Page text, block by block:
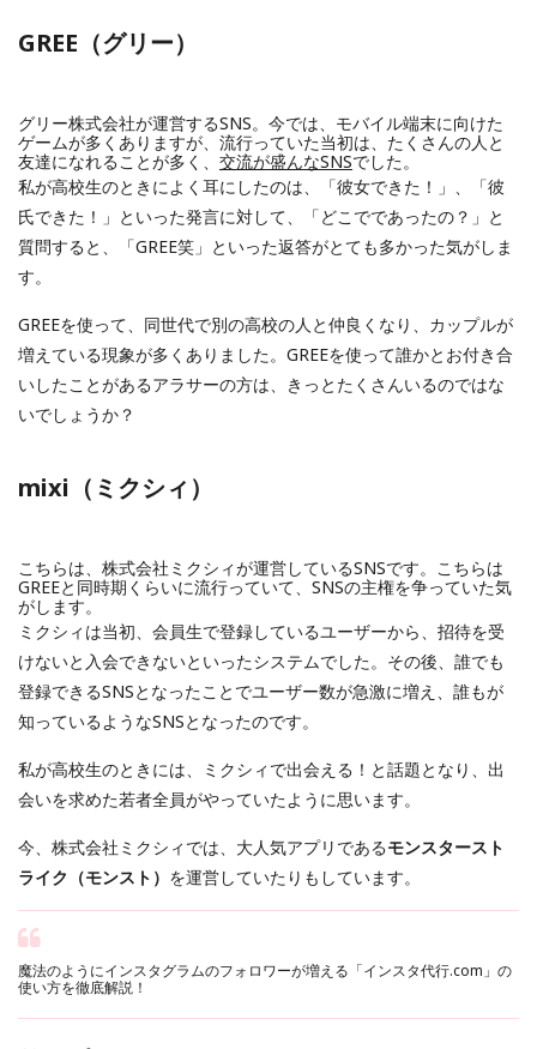
GREE（グリー）
グリー株式会社が運営するSNS。今では、モバイル端末に向けた
ゲームが多くありますが、流行っていた当初は、たくさんの人と
友達になれることが多く、 交流が盛んなSNSでした。
私が高校生のときによく耳にしたのは、「彼女できた！」、「彼
氏できた！」といった発言に対して、「どこでであったの？」と
質問すると、「GREE笑」といった返答がとても多かった気がしま
す。
GREEを使って、同世代で別の高校の人と仲良くなり、カップルが
増えている現象が多くありました。GREEを使って誰かとお付き合
いしたことがあるアラサーの方は、きっとたくさんいるのではな
いでしょうか？
mixi（ミクシィ）
こちらは、株式会社ミクシィが運営しているSNSです。こちらは
GREEと同時期くらいに流行っていて、SNSの主権を争っていた気
がします。
ミクシィは当初、会員生で登録しているユーザーから、招待を受
けないと入会できないといったシステムでした。その後、誰でも
登録できるSNSとなったことでユーザー数が急激に増え、誰もが
知っているようなSNSとなったのです。
私が高校生のときには、ミクシィで出会える！と話題となり、出
会いを求めた若者全員がやっていたように思います。
今、株式会社ミクシィでは、大人気アプリであるモンスタースト
ライク（モンスト） を運営していたりもしています。
魔法のようにインスタグラムのフォロワーが増える「インスタ代行.com」の
使い方を徹底解説！